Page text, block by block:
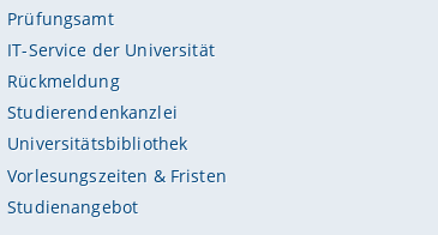
Prüfungsamt
IT-Service der Universität
Rückmeldung
Studierendenkanzlei
Universitätsbibliothek
Vorlesungszeiten & Fristen
Studienangebot